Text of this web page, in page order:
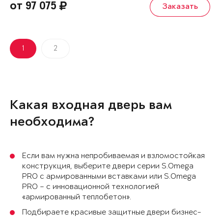
от 97 075 Заказать
1 2
Какая входная дверь вам
необходима?
Если вам нужна непробиваемая и взломостойкая
конструкция, выберите двери серии S.Omega
PRO с армированными вставками или S.Omega
PRO – с инновационной технологией
«армированный теплобетон».
Подбираете красивые защитные двери бизнес-